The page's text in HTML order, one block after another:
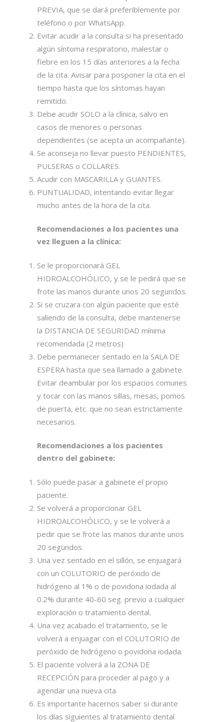
PREVIA, que se dará preferiblemente por
teléfono o por WhatsApp.
Evitar acudir a la consulta si ha presentado
algún síntoma respiratorio, malestar o
fiebre en los 15 días anteriores a la fecha
de la cita. Avisar para posponer la cita en el
tiempo hasta que los síntomas hayan
remitido.
Debe acudir SOLO a la clínica, salvo en
casos de menores o personas
dependientes (se acepta un acompañante).
Se aconseja no llevar puesto PENDIENTES,
PULSERAS o COLLARES.
Acudir con MASCARILLA y GUANTES.
PUNTUALIDAD, intentando evitar llegar
mucho antes de la hora de la cita.
Recomendaciones a los pacientes una
vez lleguen a la clínica:
Se le proporcionará GEL
HIDROALCOHÓLICO, y se le pedirá que se
frote las manos durante unos 20 segundos.
Si se cruzara con algún paciente que esté
saliendo de la consulta, debe mantenerse
la DISTANCIA DE SEGURIDAD mínima
recomendada (2 metros)
Debe permanecer sentado en la SALA DE
ESPERA hasta que sea llamado a gabinete.
Evitar deambular por los espacios comunes
y tocar con las manos sillas, mesas, pomos
de puerta, etc. que no sean estrictamente
necesarios.
Recomendaciones a los pacientes
dentro del gabinete:
Sólo puede pasar a gabinete el propio
paciente.
Se volverá a proporcionar GEL
HIDROALCOHÓLICO, y se le volverá a
pedir que se frote las manos durante unos
20 segundos.
Una vez sentado en el sillón, se enjuagará
con un COLUTORIO de peróxido de
hidrógeno al 1% o de povidona iodada al
0.2% durante 40-60 seg. previo a cualquier
exploración o tratamiento dental.
Una vez acabado el tratamiento, se le
volverá a enjuagar con el COLUTORIO de
peróxido de hidrógeno o povidona iodada.
El paciente volverá a la ZONA DE
RECEPCIÓN para proceder al pago y a
agendar una nueva cita.
Es importante hacernos saber si durante
los días siguientes al tratamiento dental